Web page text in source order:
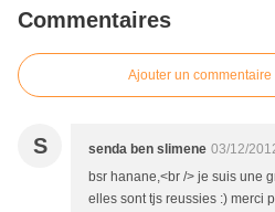
Commentaires
Ajouter un commentaire
S senda ben slimene 03/12/
bsr hanane,<br /> je suis une
elles sont tjs reussies :) merci